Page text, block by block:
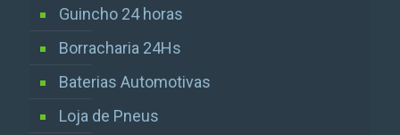
Guincho 24 horas
Borracharia 24Hs
Baterias Automotivas
Loja de Pneus